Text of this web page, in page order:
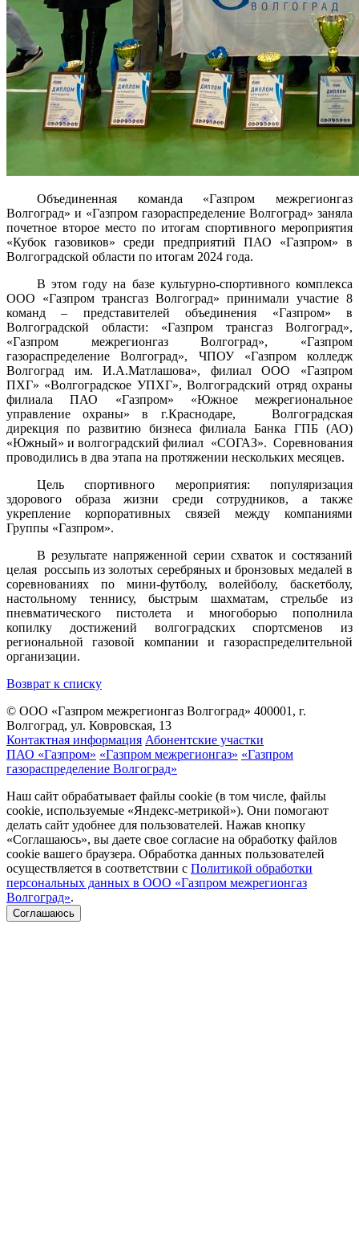
Объединенная команда «Газпром межрегионгаз
Волгоград» и «Газпром газораспределение Волгоград» заняла
почетное второе место по итогам спортивного мероприятия
«Кубок газовиков» среди предприятий ПАО «Газпром» в
Волгоградской области по итогам 2024 года.
В этом году на базе культурно-спортивного комплекса
ООО «Газпром трансгаз Волгоград» принимали участие 8
команд – представителей объединения «Газпром» в
Волгоградской области: «Газпром трансгаз Волгоград»,
«Газпром межрегионгаз Волгоград», «Газпром
газораспределение Волгоград», ЧПОУ «Газпром колледж
Волгоград им. И.А.Матлашова», филиал ООО «Газпром
ПХГ» «Волгоградское УПХГ», Волгоградский отряд охраны
филиала ПАО «Газпром» «Южное межрегиональное
управление охраны» в г.Краснодаре, Волгоградская
дирекция по развитию бизнеса филиала Банка ГПБ (АО)
«Южный» и волгоградский филиал «СОГАЗ». Соревнования
проводились в два этапа на протяжении нескольких месяцев.
Цель спортивного мероприятия: популяризация
здорового образа жизни среди сотрудников, а также
укрепление корпоративных связей между компаниями
Группы «Газпром».
В результате напряженной серии схваток и состязаний
целая россыпь из золотых серебряных и бронзовых медалей в
соревнованиях по мини-футболу, волейболу, баскетболу,
настольному теннису, быстрым шахматам, стрельбе из
пневматического пистолета и многоборью пополнила
копилку достижений волгоградских спортсменов из
региональной газовой компании и газораспределительной
организации.
Возврат к списку
© ООО «Газпром межрегионгаз Волгоград» 400001, г.
Волгоград, ул. Ковровская, 13
Контактная информация Абонентские участки
ПАО «Газпром» «Газпром межрегионгаз» «Газпром
газораспределение Волгоград»
Наш сайт обрабатывает файлы cookie (в том числе, файлы
cookie, используемые «Яндекс-метрикой»). Они помогают
делать сайт удобнее для пользователей. Нажав кнопку
«Соглашаюсь», вы даете свое согласие на обработку файлов
cookie вашего браузера. Обработка данных пользователей
осуществляется в соответствии с Политикой обработки
персональных данных в ООО «Газпром межрегионгаз
Волгоград».
Соглашаюсь